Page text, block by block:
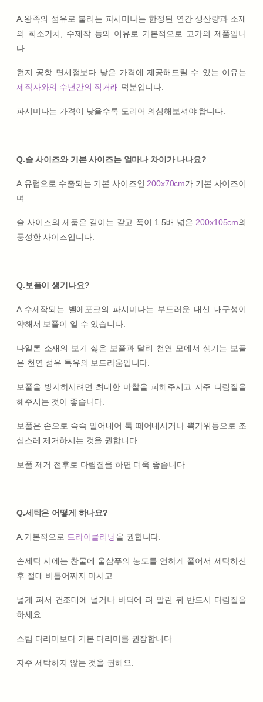
A.왕족의 섬유로 불리는 파시미나는 한정된 연간 생산량과 소재
의 희소가치, 수제작 등의 이유로 기본적으로 고가의 제품입니
다.
현지 공항 면세점보다 낮은 가격에 제공해드릴 수 있는 이유는
제작자와의 수년간의 직거래 덕분입니다.
파시미나는 가격이 낮을수록 도리어 의심해보셔야 합니다.
Q.숄 사이즈와 기본 사이즈는 얼마나 차이가 나나요?
A.유럽으로 수출되는 기본 사이즈인 200x70cm가 기본 사이즈이
며
숄 사이즈의 제품은 길이는 같고 폭이 1.5배 넓은 200x105cm의
풍성한 사이즈입니다.
Q.보풀이 생기나요?
A.수제작되는 벨에포크의 파시미나는 부드러운 대신 내구성이
약해서 보풀이 일 수 있습니다.
나일론 소재의 보기 싫은 보풀과 달리 천연 모에서 생기는 보풀
은 천연 섬유 특유의 보드라움입니다.
보풀을 방지하시려면 최대한 마찰을 피해주시고 자주 다림질을
해주시는 것이 좋습니다.
보풀은 손으로 슥슥 밀어내어 툭 떼어내시거나 뽁가위등으로 조
심스레 제거하시는 것을 권합니다.
보풀 제거 전후로 다림질을 하면 더욱 좋습니다.
Q.세탁은 어떻게 하나요?
A.기본적으로 드라이클리닝을 권합니다.
손세탁 시에는 찬물에 울샴푸의 농도를 연하게 풀어서 세탁하신
후 절대 비틀어짜지 마시고
넓게 펴서 건조대에 널거나 바닥에 펴 말린 뒤 반드시 다림질을
하세요.
스팀 다리미보다 기본 다리미를 권장합니다.
자주 세탁하지 않는 것을 권해요.